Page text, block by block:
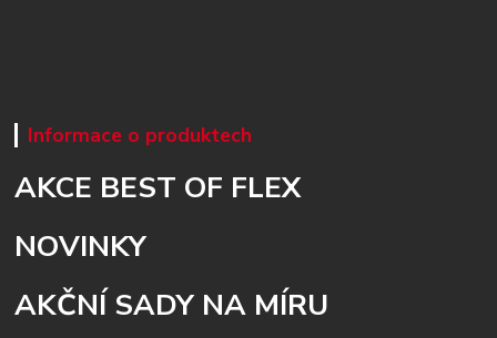
Informace o produktech
AKCE BEST OF FLEX
NOVINKY
AKČNÍ SADY NA MÍRU